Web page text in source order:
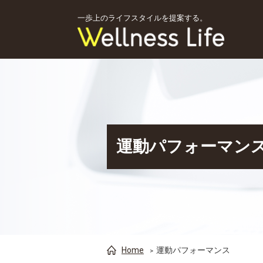
一歩上のライフスタイルを提案する。
運動パフォーマン
Home 運動パフォーマンス